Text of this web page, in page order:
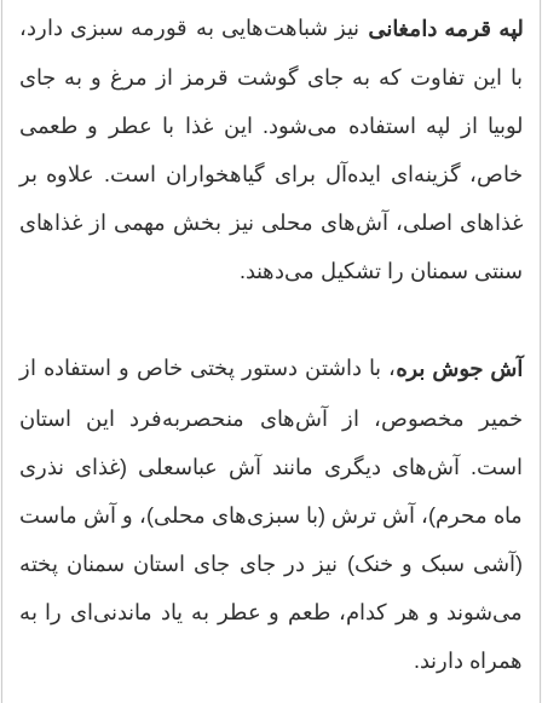
لپه قرمه دامغانی نیز شباهت‌هایی به قورمه سبزی دارد،
با این تفاوت که به جای گوشت قرمز از مرغ و به جای
لوبیا از لپه استفاده می‌شود. این غذا با عطر و طعمی
خاص، گزینه‌ای ایده‌آل برای گیاهخواران است. علاوه بر
غذاهای اصلی، آش‌های محلی نیز بخش مهمی از غذاهای
سنتی سمنان را تشکیل می‌دهند.
آش جوش بره، با داشتن دستور پختی خاص و استفاده از
خمیر مخصوص، از آش‌های منحصربه‌فرد این استان
است. آش‌های دیگری مانند آش عباسعلی (غذای نذری
ماه محرم)، آش ترش (با سبزی‌های محلی)، و آش ماست
(آشی سبک و خنک) نیز در جای جای استان سمنان پخته
می‌شوند و هر کدام، طعم و عطر به یاد ماندنی‌ای را به
همراه دارند.